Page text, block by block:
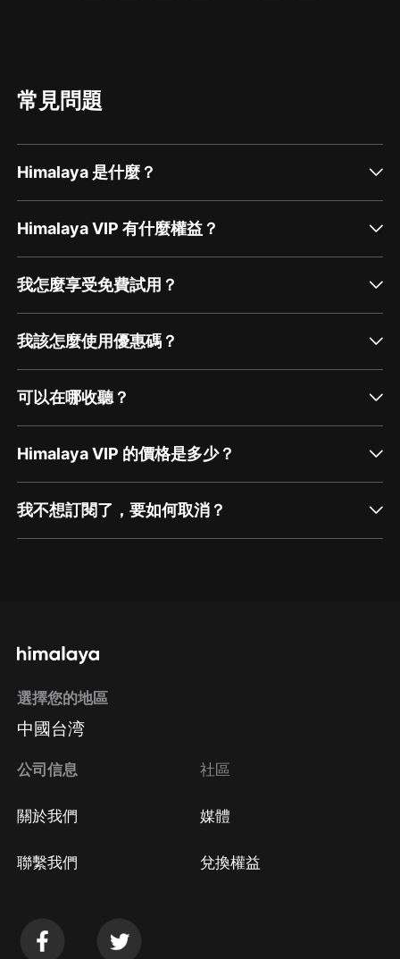
常見問題
Himalaya 是什麼？
Himalaya VIP 有什麼權益？
我怎麼享受免費試用？
我該怎麼使用優惠碼？
可以在哪收聽？
Himalaya VIP 的價格是多少？
我不想訂閱了，要如何取消？
方法 Google Play取消訂閱方法
選擇您的地區
中國台湾
公司信息
關於我們
聯繫我們
社區
媒體
兌換權益